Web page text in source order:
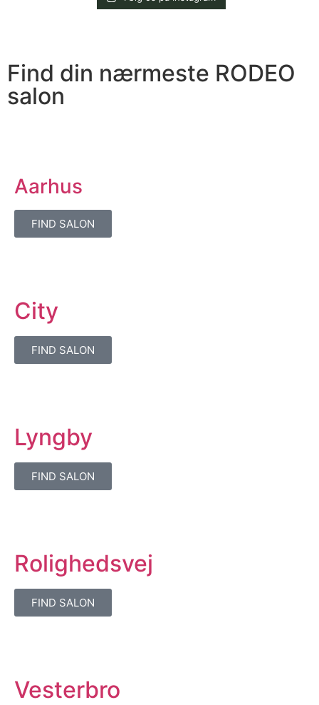
Find din nærmeste RODEO
salon
Aarhus
FIND SALON
City
FIND SALON
Lyngby
FIND SALON
Rolighedsvej
FIND SALON
Vesterbro